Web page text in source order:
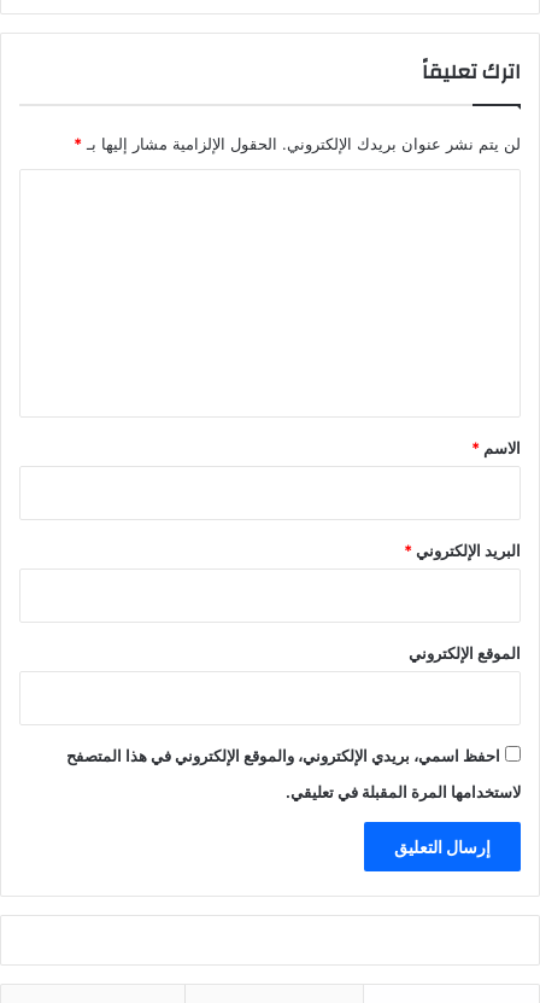
اترك تعليقاً
لن يتم نشر عنوان بريدك الإلكتروني. الحقول الإلزامية مشار إليها بـ *
*
الاسم *
البريد الإلكتروني*
الموقع الإلكتروني
احفظ اسمي، بريدي الإلكتروني، والموقع الإلكتروني في هذا المتصفح
لاستخدامها المرة المقبلة في تعليقي.